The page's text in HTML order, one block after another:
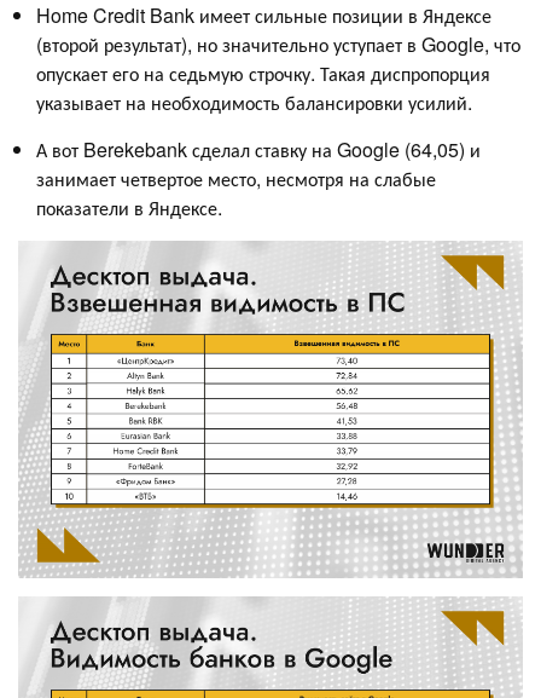
Home Credit Bank имеет сильные позиции в Яндексе
(второй результат), но значительно уступает в Google, что
опускает его на седьмую строчку. Такая диспропорция
указывает на необходимость балансировки усилий.
А вот Berekebank сделал ставку на Google (64,05) и
занимает четвертое место, несмотря на слабые
показатели в Яндексе.